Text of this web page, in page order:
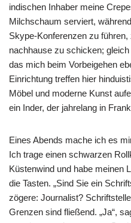
indischen Inhaber meine
Milchschaum serviert,
Skype-Konferenzen zu
nachhause zu schicken;
das mich beim Vorbeigehen
Einrichtung treffen hier
Möbel und moderne Kunst
ein Inder, der jahrelang in
Eines Abends mache ich es
Ich trage einen schwarzen
Küstenwind und habe meinen
die Tasten. „Sind Sie ein
zögere: Journalist?
Grenzen sind fließend. „Ja“,